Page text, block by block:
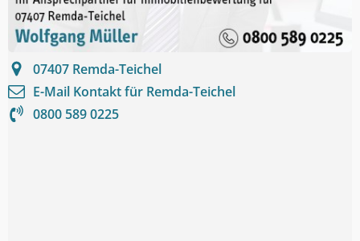
07407 Remda-Teichel
E-Mail Kontakt für Remda-Teichel
0800 589 0225